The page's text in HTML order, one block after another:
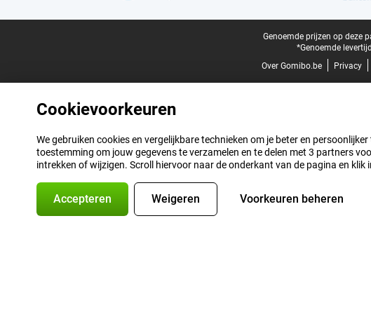
Genoemde prijzen op deze
*Genoemde
Over Gomibo.be
Privacy
Cookievoorkeuren
We gebruiken cookies en vergelijkbare technieken om je beter en
toestemming om jouw gegevens te verzamelen en te delen met 3 partners
intrekken of wijzigen. Scroll hiervoor naar de onderkant van de pagina en
Accepteren Weigeren Voorkeuren beheren